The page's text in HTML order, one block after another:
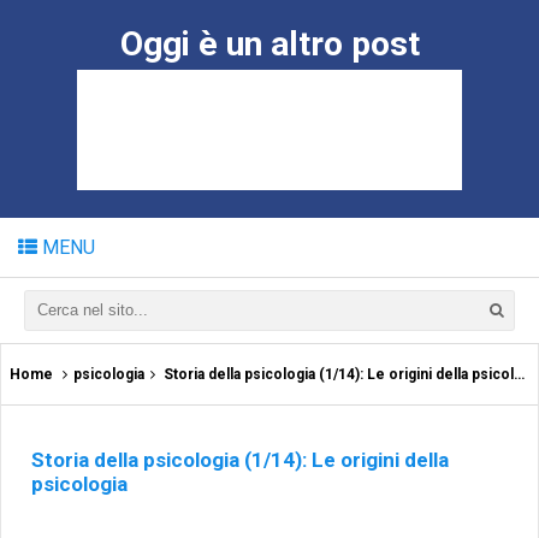
Oggi è un altro post
MENU
Home psicologia Storia della psicologia (1/14): Le origini della psicologia
Storia della psicologia (1/14): Le origini della
psicologia